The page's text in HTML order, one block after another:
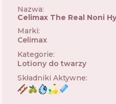
Nazwa:
Celimax The Real Noni
Marki:
Celimax
Kategorie:
Lotiony do twarzy
Składniki Aktywne: